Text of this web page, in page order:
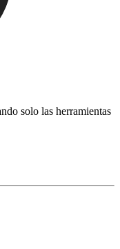
solo las herramientas